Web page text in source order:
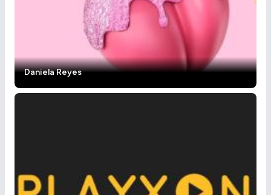
Daniela Reyes